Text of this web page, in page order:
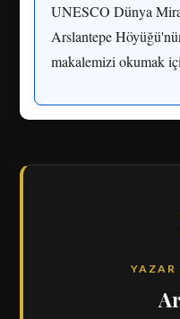
UNESCO Dünya
Arslantepe
makalemizi okumak
YAZAR